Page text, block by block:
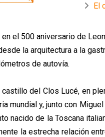
El
el 500 aniversario de
la arquitectura a la
de autovía.
del Clos Lucé, en
mundial y, junto con
nacido de la Toscana
la estrecha relación